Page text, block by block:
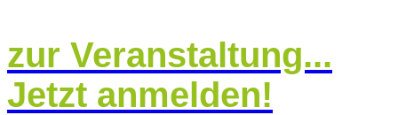
zur Veranstaltung...
Jetzt anmelden!